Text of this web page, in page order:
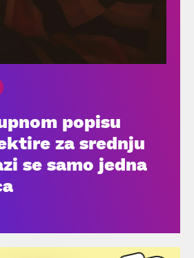
popisu
za srednju
se samo jedna